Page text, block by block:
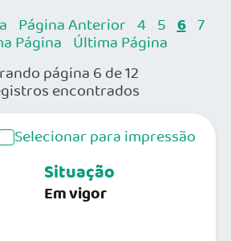
Página Anterior 4 5 6 7
Página Última Página
página 6 de 12
encontrados
Selecionar para impressão
Situação
Em vigor